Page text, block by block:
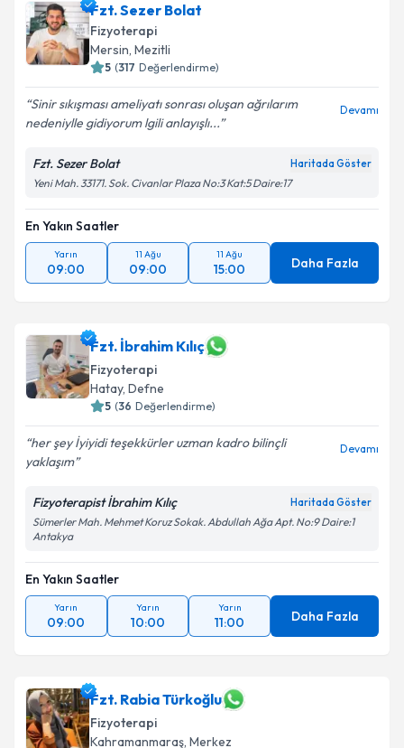
E-posta Adresiniz
Kişisel verilerimin işlenmesine ilişkinAydınlatma
Metni'ni okudum ve kişisel verilerimin belirtilen
Fzt. Sezer Bolat
Fizyoterapi
Mersin, Mezitli
5 (317 Değerlendirme)
Sinir sıkışması ameliyatı sonrası oluşan ağrılarım
nedeniylle gidiyorum lgili anlayışlı...
Devamı
Fzt. Sezer Bolat Haritada Göster
Yeni Mah. 33171. Sok. Civanlar Plaza No:3 Kat:5 Daire:17
En Yakın Saatler
Yarın
09:00
11 Ağu
09:00
11 Ağu
15:00 Daha Fazla
Fzt. İbrahim Kılıç
Fizyoterapi
Hatay, Defne
5 (36 Değerlendirme)
her şey İyiyidi teşekkürler uzman kadro bilinçli
yaklaşım
Devamı
Fizyoterapist İbrahim Kılıç Haritada Göster
Sümerler Mah. Mehmet Koruz Sokak. Abdullah Ağa Apt. No:9 Daire:1
Antakya
En Yakın Saatler
Yarın
09:00
Yarın
10:00
Yarın
11:00 Daha Fazla
Fzt. Rabia Türkoğlu
Fizyoterapi
Kahramanmaraş, Merkez